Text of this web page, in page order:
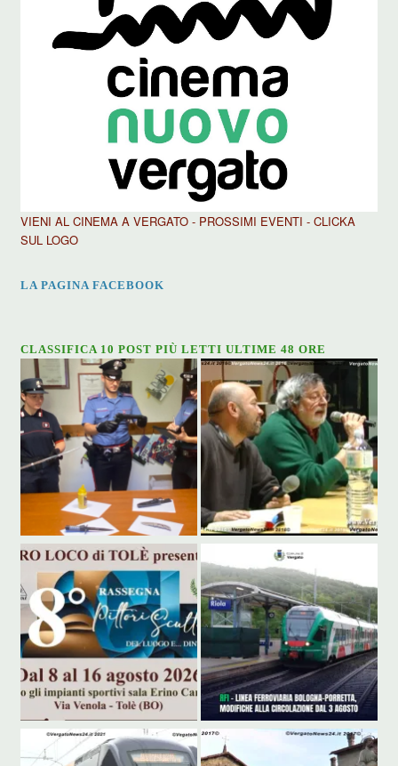
VIENI AL CINEMA A VERGATO - PROSSIMI EVENTI - CLICKA
SUL LOGO
LA PAGINA FACEBOOK
CLASSIFICA 10 POST PIÙ LETTI ULTIME 48 ORE